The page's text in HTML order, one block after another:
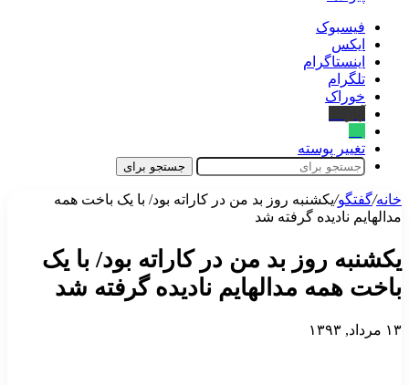
فیسبوک
ایکس
اینستاگرام
تلگرام
خوراک
تغییر پوسته
جستجو برای
خانه/گفتگو/یکشنبه روز بد من در کاراته بود/ با یک باخت همه
مدالهایم نادیده گرفته شد
یکشنبه روز بد من در کاراته بود/ با یک
باخت همه مدالهایم نادیده گرفته شد
۱۳ مرداد, ۱۳۹۳